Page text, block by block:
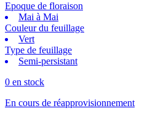
Epoque de floraison
Mai à Mai
Couleur du feuillage
Vert
Type de feuillage
Semi-persistant
0 en stock
En cours de réapprovisionnement